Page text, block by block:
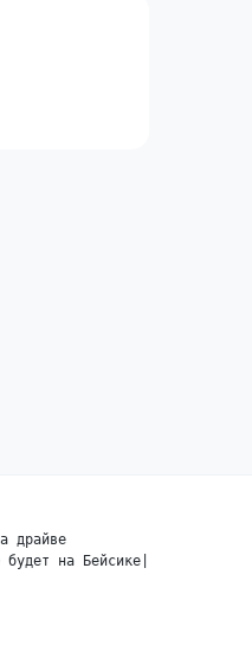
драйве
будет на Бейсике